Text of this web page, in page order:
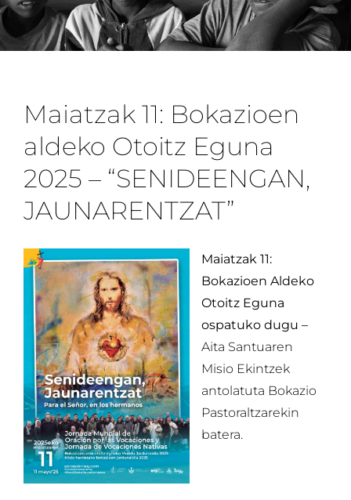
Maiatzak 11: Bokazioen
aldeko Otoitz Eguna
2025 – “SENIDEENGAN,
JAUNARENTZAT”
Maiatzak 11:
Bokazioen Aldeko
Otoitz Eguna
ospatuko dugu –
Aita Santuaren
Misio Ekintzek
antolatuta Bokazio
Pastoraltzarekin
batera.